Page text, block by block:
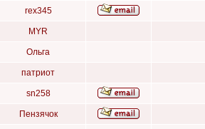
rex345
MYR
Ольга
патриот
sn258
Пензячок